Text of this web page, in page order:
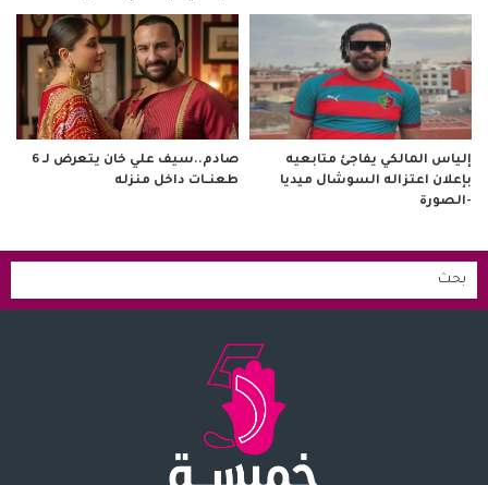
إلياس المالكي يفاجئ متابعيه
بإعلان اعتزاله السوشال ميديا
-الصورة
صادم..سيف علي خان يتعرض لـ 6
طعنــات داخل منزله